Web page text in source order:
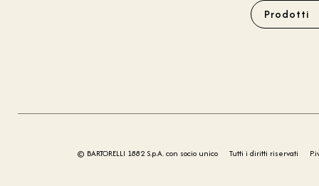
Prodotti
© BARTORELLI 1882 S.p.A. con socio unico Tutti i diritti riservati